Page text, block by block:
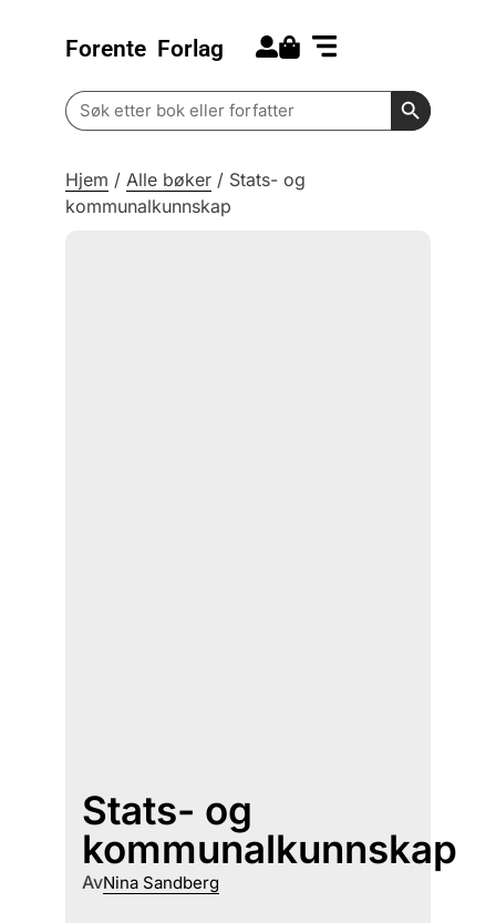
Forente Forlag
Search
for:
Search
Hjem / Alle bøker / Stats- og
kommunalkunnskap
Stats- og
kommunalkunnskap
AvNina Sandberg